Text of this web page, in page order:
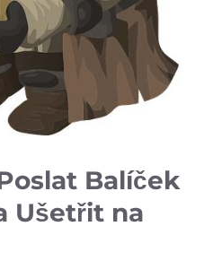
Balíček
Ušetřit na